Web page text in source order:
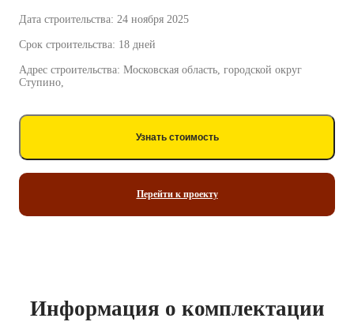
Дата строительства: 24 ноября 2025
Срок строительства: 18 дней
Адрес строительства: Московская область, городской округ
Ступино,
Узнать стоимость
Перейти к проекту
Информация о комплектации